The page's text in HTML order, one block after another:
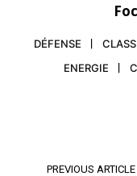
DÉFENSE
ENERGIE
PREVIOUS ARTICLE